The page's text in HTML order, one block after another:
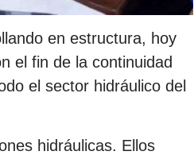
en estructura, hoy
el fin de la continuidad
el sector hidráulico del
hidráulicas. Ellos